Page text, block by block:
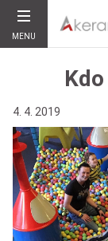
MENU
4. 4. 2019